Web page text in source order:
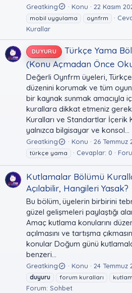
Greatking Konu 22 Kasım
mobil uygulama
oynfrm
Kurallar
DUYURU
Türkçe Yama
(Konu Açmadan Önce
Değerli Oynfrm üyeleri,
düzenini korumak ve tüm
bir kaynak sunmak amacıyla
kurallara dikkat etmeniz
Kuralları ve Standartlar İçerik
yalnızca bilgisayar ve konsol...
Greatking Konu 26 Temmuz
türkçe yama
Cevaplar: 0
Kutlamalar Bölümü
Açılabilir, Hangileri Yasak?
Bu bölüm, üyelerin birbirini
güzel gelişmeleri paylaştığı
Amaç kutlama konularını
açılmasını ve tartışma
konular Doğum günü
benzeri...
Greatking Konu 24 Temmuz
duyuru
forum kuralları
Forum: Sohbet